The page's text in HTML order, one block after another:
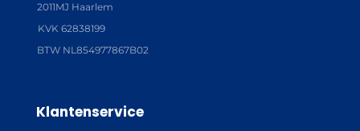
2011MJ Haarlem
KVK 62838199
BTW NL854977867B02
Klantenservice